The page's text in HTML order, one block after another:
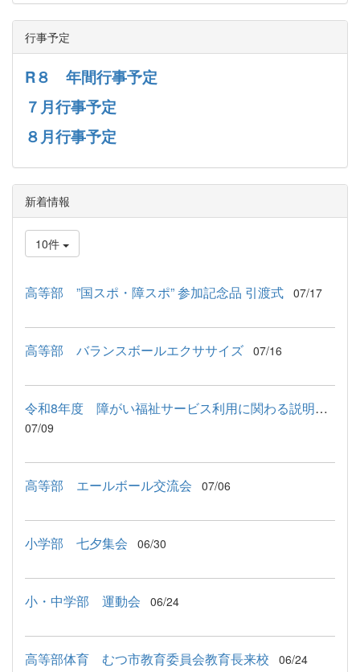
行事予定
R８ 年間行事予定
７月行事予定
８月行事予定
新着情報
10件
高等部 ”国スポ・障スポ” 参加記念品 引渡式 07/17
高等部 バランスボールエクササイズ 07/16
令和8年度 障がい福祉サービス利用に関わる説明会が行われました
07/09
高等部 エールボール交流会 07/06
小学部 七夕集会 06/30
小・中学部 運動会 06/24
高等部体育 むつ市教育委員会教育長来校 06/24